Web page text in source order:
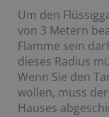
Um den
von 3 Metern
Flamme sein
dieses Radius
Wenn Sie den
wollen, muss
Hauses